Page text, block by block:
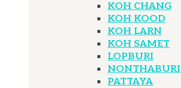
KOH CHANG
KOH KOOD
KOH LARN
KOH SAMET
LOPBURI
NONTHABURI
PATTAYA